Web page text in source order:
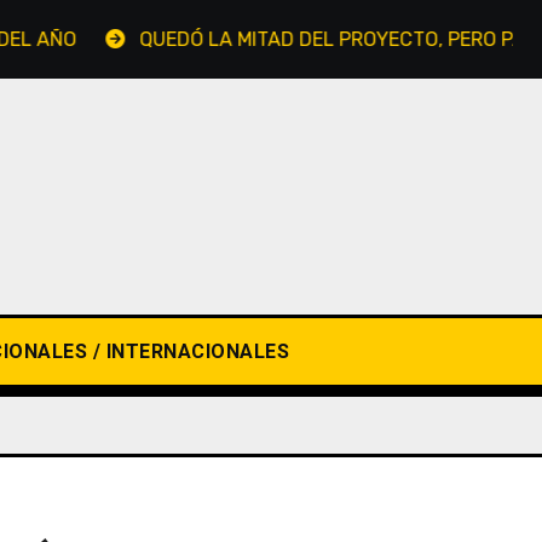
QUEDÓ LA MITAD DEL PROYECTO, PERO
/ INTERNACIONALES